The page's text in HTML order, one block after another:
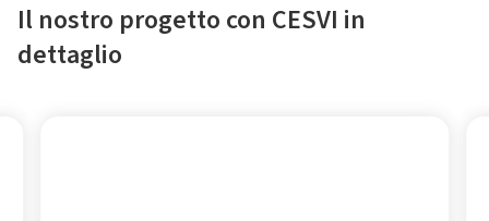
Il nostro progetto con CESVI in
dettaglio